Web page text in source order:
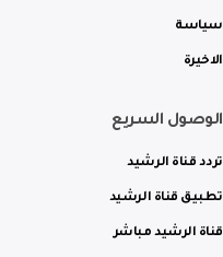
سياسة
الاخيرة
الوصول السريع
تردد قناة الرشيد
تطبيق قناة الرشيد
قناة الرشيد مباشر